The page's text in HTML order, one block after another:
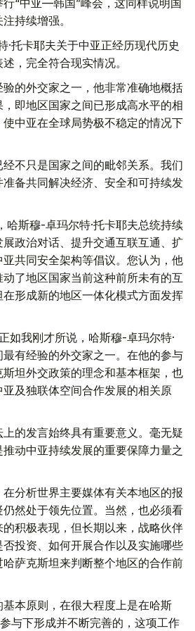
“中亚—韩国”峰会，这同样说明国
持续增强。
·托卡耶夫关于中亚正经历现代历史
，完全符合现实情况。
的外交家之一，他非常准确地概括
即地区国家之间已形成高水平的相
中亚在全球局势极不稳定的情况下
不只是国家之间的毗邻关系。我们
备共同解决经济、安全和可持续发
哈斯穆-卓玛尔特·托卡耶夫总统持续
政治对话、提升交通互联互通、扩
共同安全架构等倡议。您认为，他
了地区国家当前这种前所未有的互
形成新的地区一体化模式方面发挥
正如我刚才所说，哈斯穆-卓玛尔特·
有经验的外交家之一。在他的参与
坦外交政策的理念和基本框架，也
及独联体空间合作发展的相关原
的发言始终具有重要意义。毫无疑
动中亚持续发展的重要保障力量之
分析世界主要媒体有关本地区的报
然处于领先位置。当然，也必须看
积极表现，但长期以来，战略伙伴
投资、如何开展合作以及实施哪些
萨克斯坦来判断整个地区的合作前
本原则，在很大程度上是在哈斯
与下形成并不断完善的，这项工作